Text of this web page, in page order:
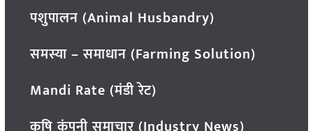
पशुपालन (Animal Husbandry)
समस्या – समाधान (Farming Solution)
Mandi Rate (मंडी रेट)